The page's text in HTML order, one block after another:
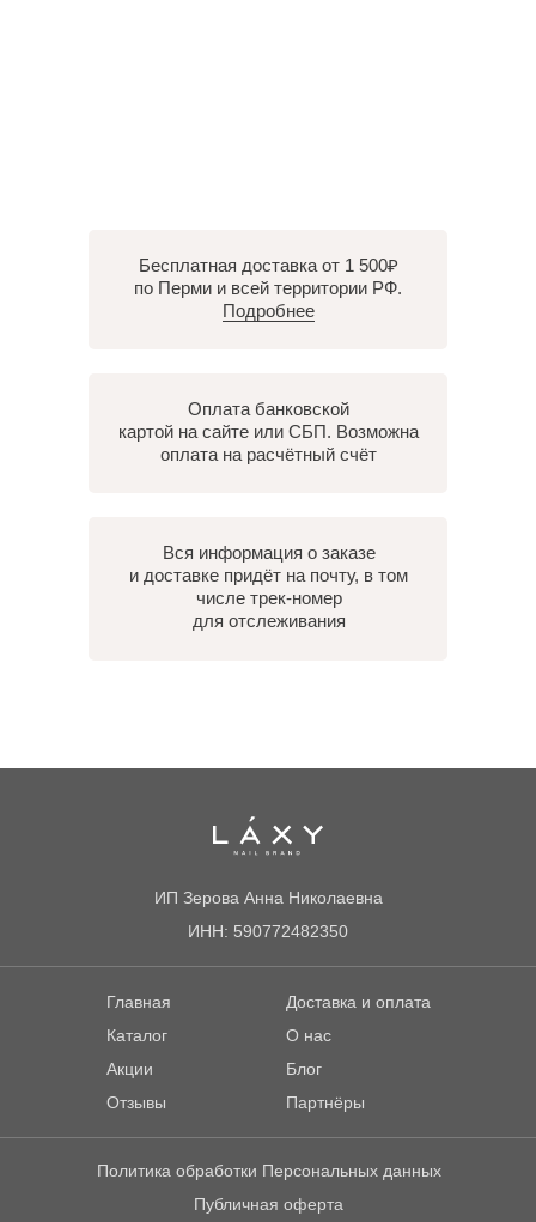
Бесплатная доставка от 1 500₽
по Перми и всей территории РФ.
Подробнее
Оплата банковской
картой на сайте или СБП. Возможна
оплата на расчётный счёт
Вся информация о заказе
и доставке придёт на почту, в том
числе трек-номер
для отслеживания
ИП Зерова Анна Николаевна
ИНН: 590772482350
Главная
Каталог
Акции
Отзывы
Доставка и оплата
О нас
Блог
Партнёры
Политика обработки Персональных данных
Публичная оферта